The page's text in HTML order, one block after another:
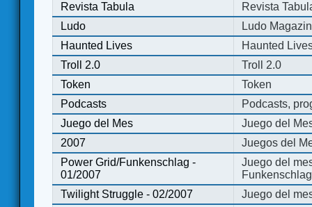
Revista Tabula
Revista
Ludo
Ludo
Haunted Lives
Haunted
Troll 2.0
Troll 2.0
Token
Token
Podcasts
Podcasts,
Juego del Mes
Juego del
2007
Juegos del
Power Grid/Funkenschlag -
01/2007
Juego del
Twilight Struggle - 02/2007
Juego del